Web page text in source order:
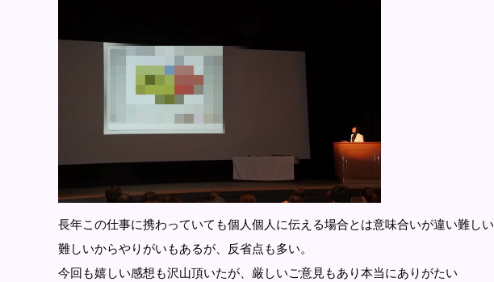
長年この仕事に携わっていても個人個人に伝える場合とは意味合いが違い難しい
難しいからやりがいもあるが、反省点も多い。
今回も嬉しい感想も沢山頂いたが、厳しいご意見もあり本当にありがたい